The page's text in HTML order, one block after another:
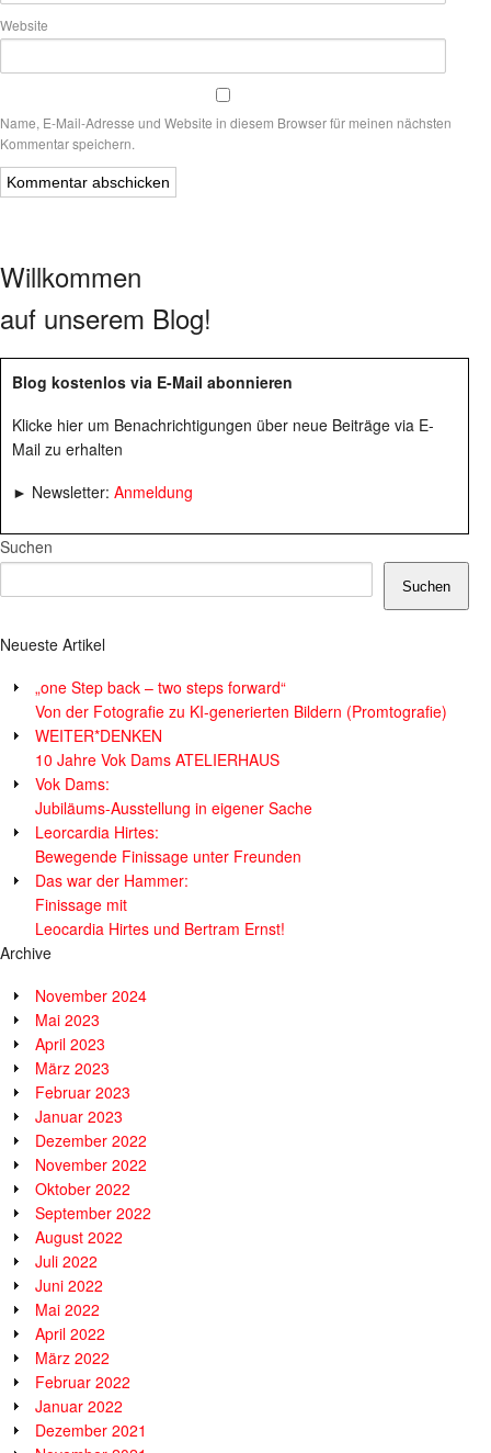
Website
Name, E-Mail-Adresse und Website in diesem Browser für meinen nächsten
Kommentar speichern.
Willkommen
auf unserem Blog!
Blog kostenlos via E-Mail abonnieren
Klicke hier um Benachrichtigungen über neue Beiträge via E-
Mail zu erhalten
► Newsletter: Anmeldung
Suchen
Suchen
Neueste Artikel
„one Step back – two steps forward“
Von der Fotografie zu KI-generierten Bildern (Promtografie)
WEITER*DENKEN
10 Jahre Vok Dams ATELIERHAUS
Vok Dams:
Jubiläums-Ausstellung in eigener Sache
Leorcardia Hirtes:
Bewegende Finissage unter Freunden
Das war der Hammer:
Finissage mit
Leocardia Hirtes und Bertram Ernst!
Archive
November 2024
Mai 2023
April 2023
März 2023
Februar 2023
Januar 2023
Dezember 2022
November 2022
Oktober 2022
September 2022
August 2022
Juli 2022
Juni 2022
Mai 2022
April 2022
März 2022
Februar 2022
Januar 2022
Dezember 2021